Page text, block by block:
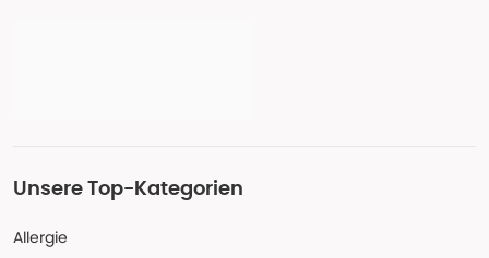
Unsere Top-Kategorien
Allergie